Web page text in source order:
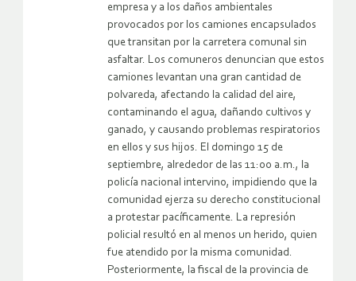
empresa y a los daños ambientales
provocados por los camiones encapsulados
que transitan por la carretera comunal sin
asfaltar. Los comuneros denuncian que estos
camiones levantan una gran cantidad de
polvareda, afectando la calidad del aire,
contaminando el agua, dañando cultivos y
ganado, y causando problemas respiratorios
en ellos y sus hijos. El domingo 15 de
septiembre, alrededor de las 11:00 a.m., la
policía nacional intervino, impidiendo que la
comunidad ejerza su derecho constitucional
a protestar pacíficamente. La represión
policial resultó en al menos un herido, quien
fue atendido por la misma comunidad.
Posteriormente, la fiscal de la provincia de